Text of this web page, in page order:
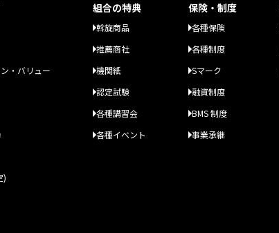
・バリュー
)
組合の特典
斡旋商品
推薦商社
機関紙
認定試験
各種講習会
各種イベント
保険・制度
各種保険
各種制度
Sマーク
融資制度
BMS 制度
事業承継